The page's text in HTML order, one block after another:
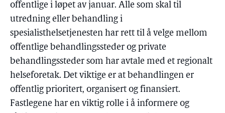
offentlige i løpet av januar. Alle som skal til
utredning eller behandling i
spesialisthelsetjenesten har rett til å velge mellom
offentlige behandlingssteder og private
behandlingssteder som har avtale med et regionalt
helseforetak. Det viktige er at behandlingen er
offentlig prioritert, organisert og finansiert.
Fastlegene har en viktig rolle i å informere og